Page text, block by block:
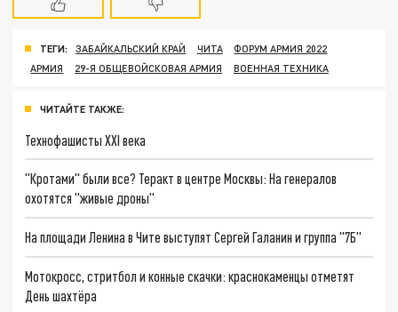
ТЕГИ: ЗАБАЙКАЛЬСКИЙ КРАЙ ЧИТА
ФОРУМ АРМИЯ 2022
АРМИЯ
29-Я ОБЩЕВОЙСКОВАЯ АРМИЯ ВОЕННАЯ ТЕХНИКА
ЧИТАЙТЕ ТАКЖЕ:
Технофашисты XXI века
"Кротами" были все? Теракт в центре Москвы: На генералов
охотятся "живые дроны"
На площади Ленина в Чите выступят Сергей Галанин и группа "7Б"
Мотокросс, стритбол и конные скачки: краснокаменцы отметят
День шахтёра